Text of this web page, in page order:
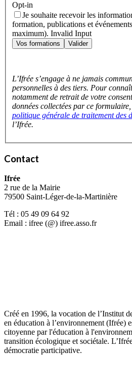
Opt-in
Je souhaite recevoir les
formation, publications et
maximum). Invalid Input
Vos formations Valider
L’Ifrée s’engage à ne jamais
personnelles à des tiers. Pour
notamment de retrait de votre
données collectées par ce
politique générale de traitement des
l’Ifrée.
Contact
Ifrée
2 rue de la Mairie
79500 Saint-Léger-de-la-Martinière
Tél : 05 49 09 64 92
Email : ifree (@) ifree.asso.fr
Créé en 1996, la vocation de l’Institut
en éducation à l’environnement (Ifrée)
citoyenne par l'éducation à
transition écologique et sociétale.
démocratie participative.